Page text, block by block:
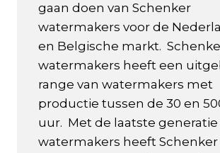
gaan doen van Schenker
watermakers voor de
en Belgische markt.
watermakers heeft een
range van watermakers met
productie tussen de 30 en
uur. Met de laatste generatie
watermakers heeft Schenker